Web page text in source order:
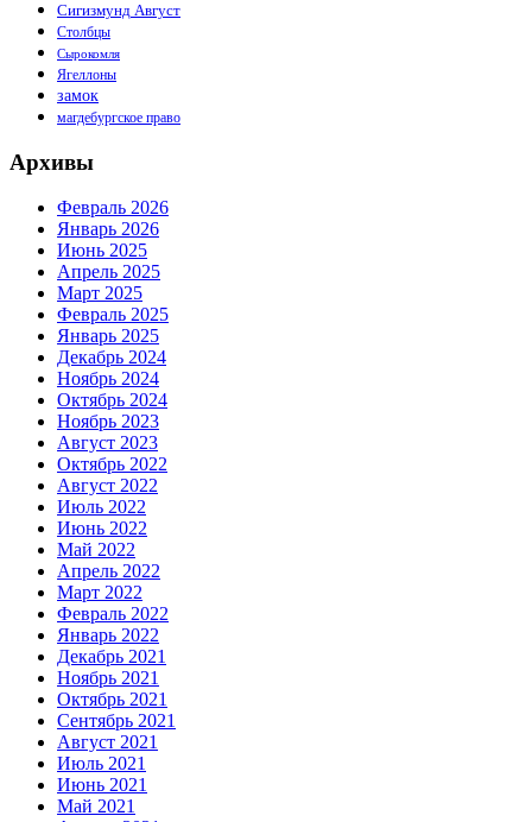
Сигизмунд Август
Столбцы
Сырокомля
Ягеллоны
замок
магдебургское право
Архивы
Февраль 2026
Январь 2026
Июнь 2025
Апрель 2025
Март 2025
Февраль 2025
Январь 2025
Декабрь 2024
Ноябрь 2024
Октябрь 2024
Ноябрь 2023
Август 2023
Октябрь 2022
Август 2022
Июль 2022
Июнь 2022
Май 2022
Апрель 2022
Март 2022
Февраль 2022
Январь 2022
Декабрь 2021
Ноябрь 2021
Октябрь 2021
Сентябрь 2021
Август 2021
Июль 2021
Июнь 2021
Май 2021